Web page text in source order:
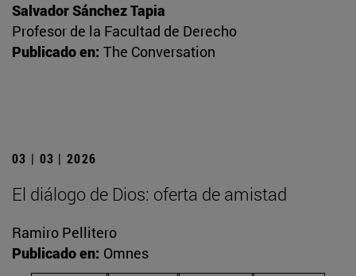
Salvador Sánchez Tapia
Profesor de la Facultad de Derecho
Publicado en: The Conversation
03 | 03 | 2026
El diálogo de Dios: oferta de amistad
Ramiro Pellitero
Publicado en: Omnes